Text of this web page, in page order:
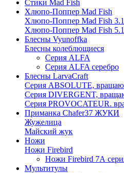
Стики Mad Fish
Хлюпо-Поппер Mad Fish
Хлюпо-Поппер Mad Fish
Хлюпо-Поппер Mad Fish
Блесны Vyunoffka
Блесны колеблющиеся
Серия ALFA
Серия ALFA серебро
Блесны LarvaCraft
Серия ABSOLUTE,
Серия DIVERGENT,
Серия PROVOCATEUR.
Приманка Chafer37 ЖУКИ
Жужелица
Майский жук
Ножи
Ножи Firebird
Ножи Firebird 7А
Мультитулы